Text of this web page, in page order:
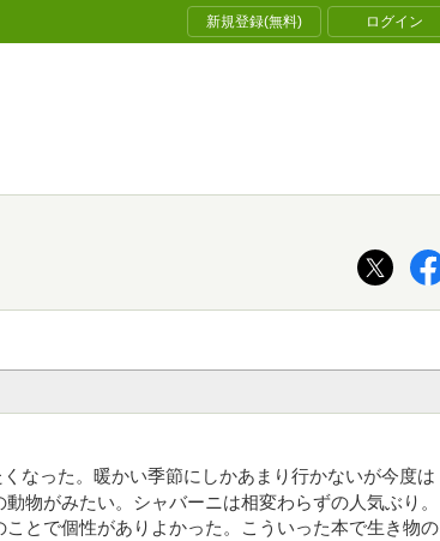
新規登録(無料) ログイン
なった。暖かい季節にしかあまり行かないが今度は
物がみたい。シャバーニは相変わらずの人気ぶり。
とで個性がありよかった。こういった本で生き物の